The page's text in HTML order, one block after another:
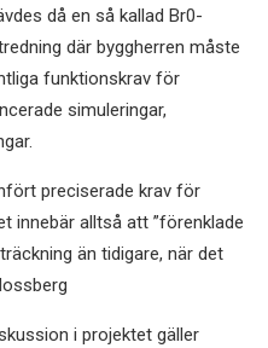
då en så kallad Br0-
där byggherren måste
funktionskrav för
simuleringar,
preciserade krav för
innebär alltså att ”förenklade
än tidigare, när det
i projektet gäller